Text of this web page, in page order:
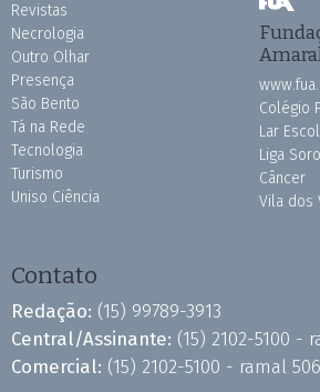
Revistas
Necrologia
Outro Olhar
Presença
São Bento
Tá na Rede
Tecnologia
Turismo
Uniso Ciência
Colégio
Lar
Liga
Câncer
Vila dos
Contato
Redação: (15) 99789-3913
Central/Assinante: (15) 2102-5100 -
Comercial: (15) 2102-5100 - ramal